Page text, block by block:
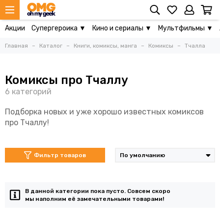
Акции Супергероика ▼ Кино и сериалы ▼ Мультфильмы ▼
Главная Каталог Книги, комиксы, манга Комиксы Тчалла
Комиксы про Тчаллу
Подборка новых и уже хорошо известных комиксов
про Тчаллу!
Фильтр товаров
В данной категории пока пусто. Совсем скоро
мы наполним её замечательными товарами!